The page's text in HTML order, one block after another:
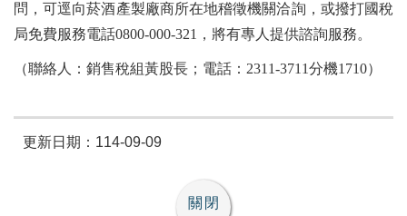
問，可逕向菸酒產製廠商所在地稽徵機關洽詢，或撥打國稅
局免費服務電話0800-000-321，將有專人提供諮詢服務。
（聯絡人：銷售稅組黃股長；電話：2311-3711分機1710）
更新日期：114-09-09
關閉